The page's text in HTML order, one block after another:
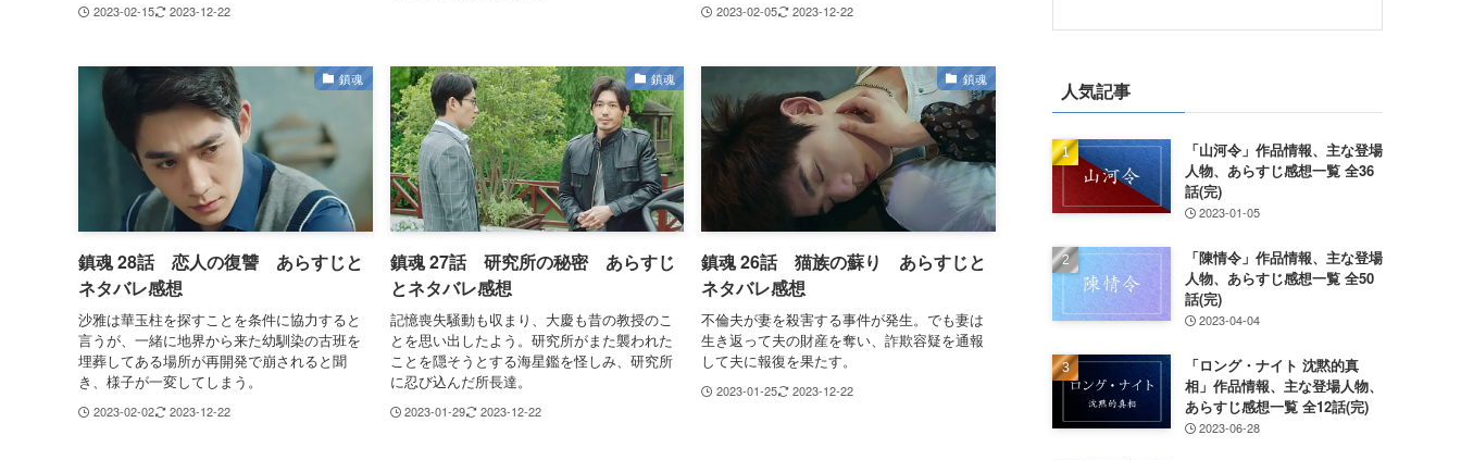
2023-02-15 2023-12-22 2023-02-05 2023-12-22
鎮魂
鎮魂 28話 恋人の復讐 あらすじと
ネタバレ感想
沙雅は華玉柱を探すことを条件に協力すると
言うが、一緒に地界から来た幼馴染の古班を
埋葬してある場所が再開発で崩されると聞
き、様子が一変してしまう。
2023-02-02 2023-12-22
鎮魂
鎮魂 27話 研究所の秘密 あらすじ
とネタバレ感想
記憶喪失騒動も収まり、大慶も昔の教授のこ
とを思い出したよう。研究所がまた襲われた
ことを隠そうとする海星鑑を怪しみ、研究所
に忍び込んだ所長達。
2023-01-29 2023-12-22
鎮魂
鎮魂 26話 猫族の蘇り あらすじと
ネタバレ感想
不倫夫が妻を殺害する事件が発生。でも妻は
生き返って夫の財産を奪い、詐欺容疑を通報
して夫に報復を果たす。
2023-01-25 2023-12-22
人気記事
「山河令」作品情報、主な登場
人物、あらすじ感想一覧 全36
話(完)
2023-01-05
「陳情令」作品情報、主な登場
人物、あらすじ感想一覧 全50
話(完)
2023-04-04
「ロング・ナイト 沈黙的真
相」作品情報、主な登場人物、
あらすじ感想一覧 全12話(完)
2023-06-28